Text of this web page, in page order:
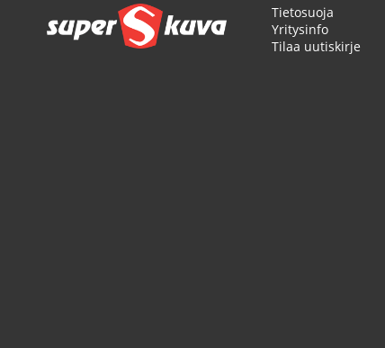
Tietosuoja
Yritysinfo
Tilaa uutiskirje